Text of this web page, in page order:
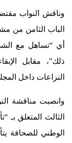
وناقش النواب
الباب الثامن من
أي “تساهل مع
ذلك”، مقابل
النزاعات داخل
الثالث المتعلق